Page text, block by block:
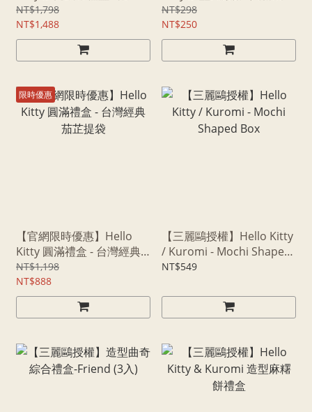
Hello Kitty造型限定瓷盤
NT$1,798
NT$1,488
鐵盒
NT$298
NT$250
限時優惠
【官網限時優惠】Hello
Kitty 圓滿禮盒 - 台灣經典
茄芷提袋
NT$1,198
NT$888
【三麗鷗授權】Hello Kitty
/ Kuromi - Mochi Shaped
Box
NT$549